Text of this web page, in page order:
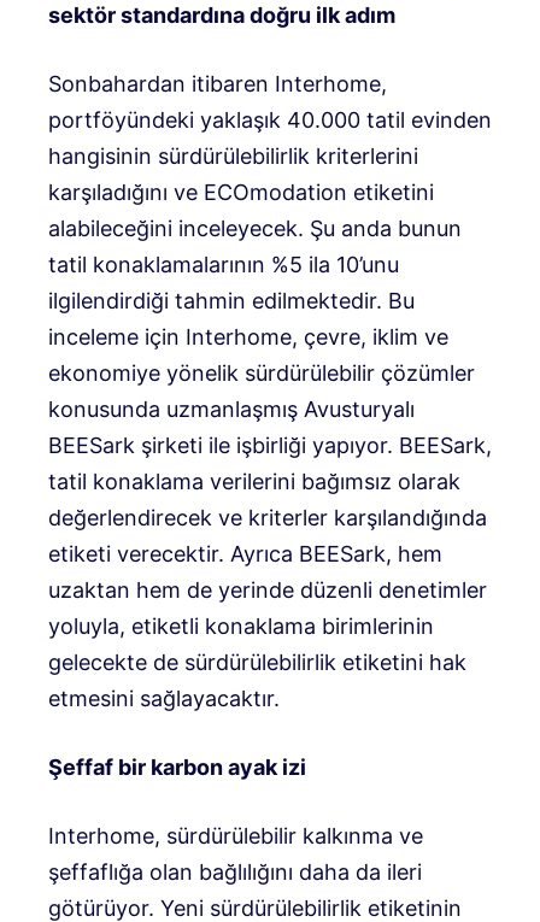
sektör standardına doğru ilk adım
Sonbahardan itibaren Interhome,
portföyündeki yaklaşık 40.000 tatil evinden
hangisinin sürdürülebilirlik kriterlerini
karşıladığını ve ECOmodation etiketini
alabileceğini inceleyecek. Şu anda bunun
tatil konaklamalarının %5 ila 10’unu
ilgilendirdiği tahmin edilmektedir. Bu
inceleme için Interhome, çevre, iklim ve
ekonomiye yönelik sürdürülebilir çözümler
konusunda uzmanlaşmış Avusturyalı
BEESark şirketi ile işbirliği yapıyor. BEESark,
tatil konaklama verilerini bağımsız olarak
değerlendirecek ve kriterler karşılandığında
etiketi verecektir. Ayrıca BEESark, hem
uzaktan hem de yerinde düzenli denetimler
yoluyla, etiketli konaklama birimlerinin
gelecekte de sürdürülebilirlik etiketini hak
etmesini sağlayacaktır.
Şeffaf bir karbon ayak izi
Interhome, sürdürülebilir kalkınma ve
şeffaflığa olan bağlılığını daha da ileri
götürüyor. Yeni sürdürülebilirlik etiketinin